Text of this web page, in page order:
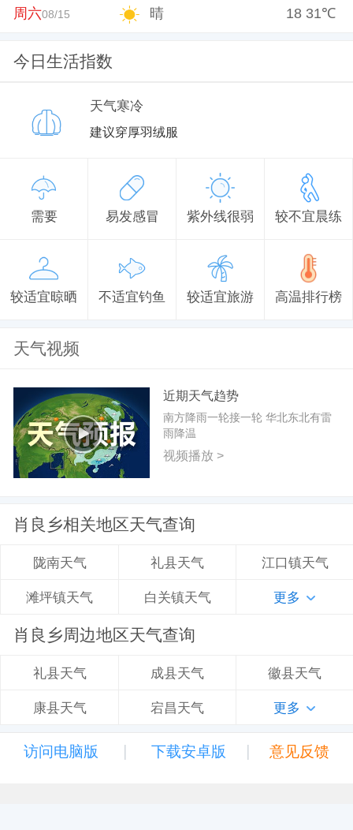
周六08/15 晴 18 31℃
今日生活指数
天气寒冷
建议穿厚羽绒服
需要 易发感冒 紫外线很弱 较不宜晨练
较适宜晾晒 不适宜钓鱼 较适宜旅游 高温排行榜
天气视频
近期天气趋势
南方降雨一轮接一轮 华北东北有雷
雨降温
视频播放 >
肖良乡相关地区天气查询
陇南天气 礼县天气 江口镇天气
滩坪镇天气 白关镇天气 更多
肖良乡周边地区天气查询
礼县天气 成县天气 徽县天气
康县天气 宕昌天气 更多
访问电脑版 | 下载安卓版 | 意见反馈